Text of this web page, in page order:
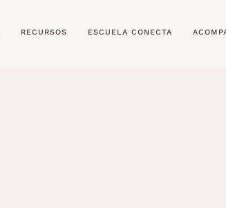
RECURSOS ESCUELA CONECTA